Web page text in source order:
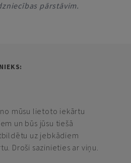
pārstāvim.
mūsu lietoto iekārtu
un būs jūsu tiešā
uz jebkādiem
Droši sazinieties ar viņu.